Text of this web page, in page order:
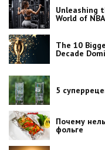
Unleashing
World of
The 10
Decade
5
Почему
фольге